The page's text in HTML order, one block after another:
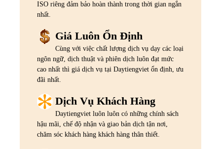
ISO riêng đảm bảo hoàn thành trong thời gian ngắn
nhất.
Giá Luôn Ổn Định
Cùng với việc chất lượng dịch vụ dạy các loại
ngôn ngữ, dịch thuật và phiên dịch luôn đạt mức
cao nhất thì giá dịch vụ tại Daytiengviet ổn định, ưu
đãi nhất.
Dịch Vụ Khách Hàng
Daytiengviet luôn luôn có những chính sách
hậu mãi, chế độ nhận và giao bản dịch tận nơi,
chăm sóc khách hàng khách hàng thân thiết.